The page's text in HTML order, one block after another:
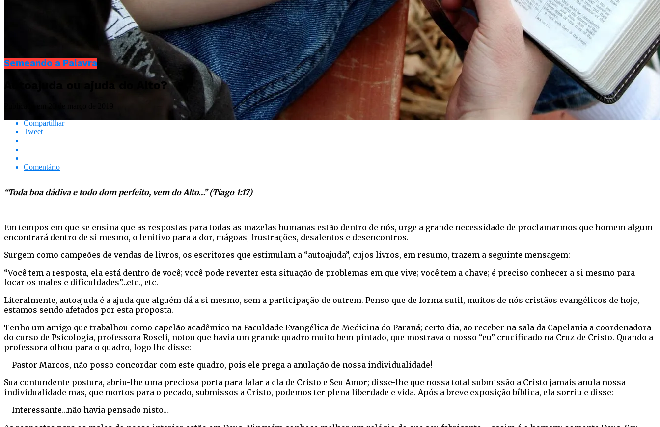
Semeando a Palavra
Autoajuda ou ajuda do Alto?
Compartilhar
Tweet
Comentário
“Toda boa dádiva e todo dom perfeito, vem do Alto…” (Tiago 1:17)
Em tempos em que se ensina que as respostas para todas as mazelas humanas estão dentro de nós, urge a grande necessidade de proclamarmos que homem algum
encontrará dentro de si mesmo, o lenitivo para a dor, mágoas, frustrações, desalentos e desencontros.
Surgem como campeões de vendas de livros, os escritores que estimulam a “autoajuda”, cujos livros, em resumo, trazem a seguinte mensagem:
“Você tem a resposta, ela está dentro de você; você pode reverter esta situação de problemas em que vive; você tem a chave; é preciso conhecer a si mesmo para
focar os males e dificuldades”…etc., etc.
Literalmente, autoajuda é a ajuda que alguém dá a si mesmo, sem a participação de outrem. Penso que de forma sutil, muitos de nós cristãos evangélicos de hoje,
estamos sendo afetados por esta proposta.
Tenho um amigo que trabalhou como capelão acadêmico na Faculdade Evangélica de Medicina do Paraná; certo dia, ao receber na sala da Capelania a coordenadora
do curso de Psicologia, professora Roseli, notou que havia um grande quadro muito bem pintado, que mostrava o nosso “eu” crucificado na Cruz de Cristo. Quando a
professora olhou para o quadro, logo lhe disse:
– Pastor Marcos, não posso concordar com este quadro, pois ele prega a anulação de nossa individualidade!
Sua contundente postura, abriu-lhe uma preciosa porta para falar a ela de Cristo e Seu Amor; disse-lhe que nossa total submissão a Cristo jamais anula nossa
individualidade mas, que mortos para o pecado, submissos a Cristo, podemos ter plena liberdade e vida. Após a breve exposição bíblica, ela sorriu e disse:
– Interessante…não havia pensado nisto…